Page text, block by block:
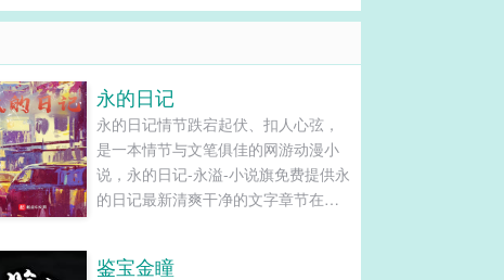
永的日记
永的日记情节跌宕起伏、扣人心弦，
是一本情节与文笔俱佳的网游动漫小
说，永的日记-永溢-小说旗免费提供永
的日记最新清爽干净的文字章节在线
鉴宝金瞳